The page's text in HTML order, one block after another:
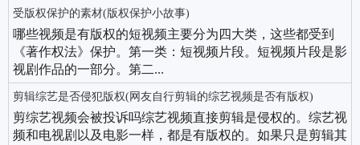
受版权保护的素材(版权保护小故事)
哪些视频是有版权的短视频主要分为四大类，这些都受到
《著作权法》保护。第一类：短视频片段。短视频片段是影
视剧作品的一部分。第二...
剪辑综艺是否侵犯版权(网友自行剪辑的综艺视频是否有版权)
剪综艺视频会被投诉吗综艺视频直接剪辑是侵权的。综艺视
频和电视剧以及电影一样，都是有版权的。如果只是剪辑其